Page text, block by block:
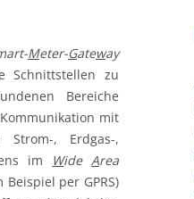
Meter-Gateway
Schnittstellen zu
Bereiche
mit
, Erdgas-,
im Wide Area
per GPRS)